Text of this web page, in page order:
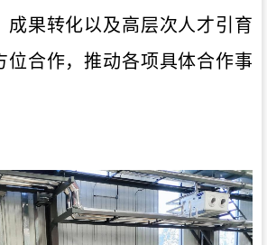
成果转化以及高层次人才引育
位合作，推动各项具体合作事